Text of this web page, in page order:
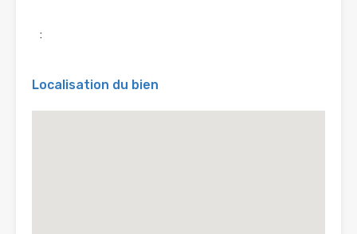
:
Localisation du bien